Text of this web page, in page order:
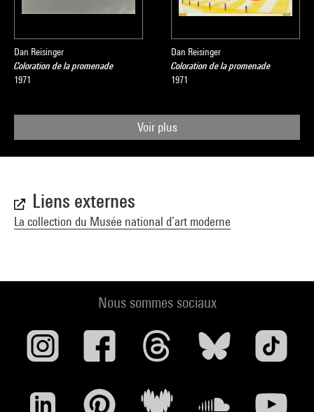
Dan Reisinger
Coloration de la promenade
1971
Dan Reisinger
Coloration de la promenade
1971
Voir plus
Liens externes
La collection du Musée national d’art moderne
Nous sommes sociaux